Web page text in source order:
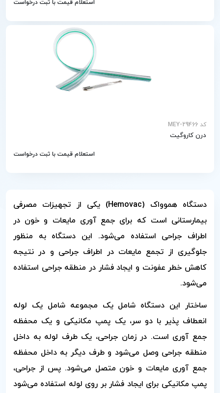
استعلام قیمت با ثبت درخواست
کد MEY-29466
درن کاروگیت
استعلام قیمت با ثبت درخواست
دستگاه هموواک (Hemovac) یکی از تجهیزات مصرفی
بیمارستانی است که برای جمع آوری مایعات و خون در
اطراف جراحی استفاده می‌شود. این دستگاه به منظور
جلوگیری از تجمع مایعات در اطراف جراحی و در نتیجه
کاهش خطر عفونت و ایجاد فشار در منطقه جراحی استفاده
می‌شود.
ساختار این دستگاه شامل یک مجموعه شامل یک لوله
انعطاف پذیر با دو سر، یک پمپ مکانیکی و یک محفظه
جمع آوری است. در زمان جراحی، یک طرف لوله به داخل
منطقه جراحی وصل می‌شود و طرف دیگر به داخل محفظه
جمع آوری مایعات و خون متصل می‌شود. پس از جراحی،
پمپ مکانیکی برای ایجاد فشار بر روی لوله استفاده می‌شود